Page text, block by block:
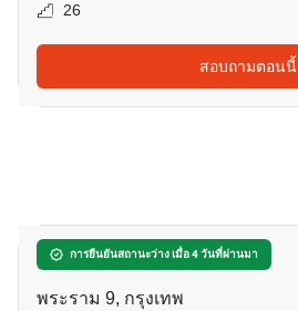
26
สอบถามตอนนี้
การยืนยันสถานะว่าง เมื่อ 4 วันที่ผ่านมา
แอสปาย พระราม 9
พระราม 9, กรุงเทพ